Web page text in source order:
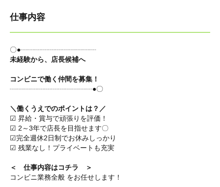
仕事内容
〇●┈┈┈┈┈┈┈┈┈┈┈
未経験から、店長候補へ
コンビニで働く仲間を募集！
┈┈┈┈┈┈┈┈┈┈┈┈●〇
＼働くうえでのポイントは？／
☑ 昇給・賞与で頑張りを評価！
☑ 2～3年で店長を目指せます〇
☑完全週休2日制でお休みしっかり
☑ 残業なし！プライベートも充実
＜ 仕事内容はコチラ ＞
コンビニ業務全般 をお任せします！